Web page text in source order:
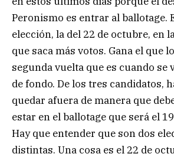
Peronismo es entrar al ballotage.
elección, la del 22 de octubre, en
que saca más votos. Gana el que
segunda vuelta que es cuando se
de fondo. De los tres candidatos,
quedar afuera de manera que
estar en el ballotage que será el
Hay que entender que son dos
distintas. Una cosa es el 22 de